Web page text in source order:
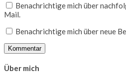
Benachrichtige mich über
Mail.
Benachrichtige mich über neue
Über mich